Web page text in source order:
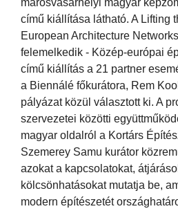
című kiállítása látható. A Lifting
European Architecture
felemelkedik - Közép-európai
című kiállítás a 21 partner
a Biennálé főkurátora, Rem
pályázat közül választott ki. A
szervezetei közötti
magyar oldalról a Kortárs
Szemerey Samu kurátor
azokat a kapcsolatokat,
kölcsönhatásokat mutatja be,
modern építészetét